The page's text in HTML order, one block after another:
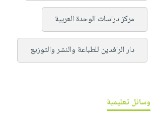
مركز دراسات الوحدة العربية
دار الرافدين للطباعة والنشر والتوزيع
وسائل تعليمية